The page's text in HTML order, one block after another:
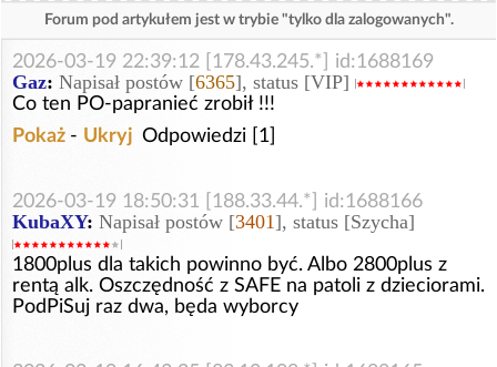
Forum pod artykułem jest w trybie "tylko dla zalogowanych".
2026-03-19 22:39:12 [178.43.245.*] id:1688169
Gaz: Napisał postów [6365], status [VIP]
Co ten PO-papranieć zrobił !!!
Pokaż - Ukryj Odpowiedzi [1]
2026-03-19 18:50:31 [188.33.44.*] id:1688166
KubaXY: Napisał postów [3401], status [Szycha]
1800plus dla takich powinno być. Albo 2800plus z
rentą alk. Oszczędność z SAFE na patoli z dzieciorami.
PodPiSuj raz dwa, będa wyborcy